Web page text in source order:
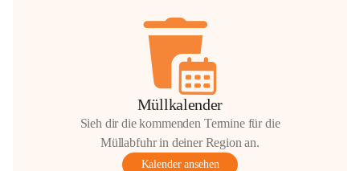
Müllkalender
Sieh dir die kommenden Termine für die
Müllabfuhr in deiner Region an.
Kalender ansehen